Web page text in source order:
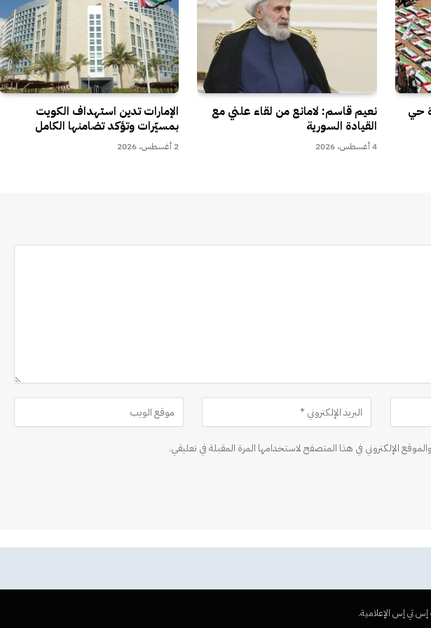
حي
نعيم قاسم: لامانع من لقاء علني مع
القيادة السورية
4 أغسطس، 2026
الإمارات تدين استهداف الكويت
بمسيّرات وتؤكد تضامنها الكامل
2 أغسطس، 2026
الإلكتروني في هذا المتصفح لاستخدامها المرة المقبلة في تعليقي.